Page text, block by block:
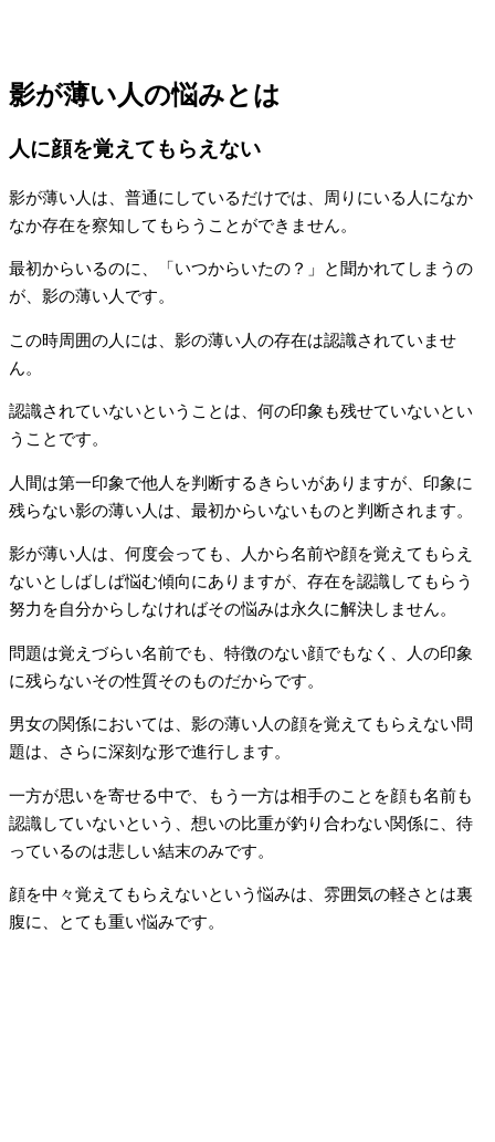
影が薄い人の悩みとは
人に顔を覚えてもらえない
影が薄い人は、普通にしているだけでは、周りにいる人になか
なか存在を察知してもらうことができません。
最初からいるのに、「いつからいたの？」と聞かれてしまうの
が、影の薄い人です。
この時周囲の人には、影の薄い人の存在は認識されていませ
ん。
認識されていないということは、何の印象も残せていないとい
うことです。
人間は第一印象で他人を判断するきらいがありますが、印象に
残らない影の薄い人は、最初からいないものと判断されます。
影が薄い人は、何度会っても、人から名前や顔を覚えてもらえ
ないとしばしば悩む傾向にありますが、存在を認識してもらう
努力を自分からしなければその悩みは永久に解決しません。
問題は覚えづらい名前でも、特徴のない顔でもなく、人の印象
に残らないその性質そのものだからです。
男女の関係においては、影の薄い人の顔を覚えてもらえない問
題は、さらに深刻な形で進行します。
一方が思いを寄せる中で、もう一方は相手のことを顔も名前も
認識していないという、想いの比重が釣り合わない関係に、待
っているのは悲しい結末のみです。
顔を中々覚えてもらえないという悩みは、雰囲気の軽さとは裏
腹に、とても重い悩みです。